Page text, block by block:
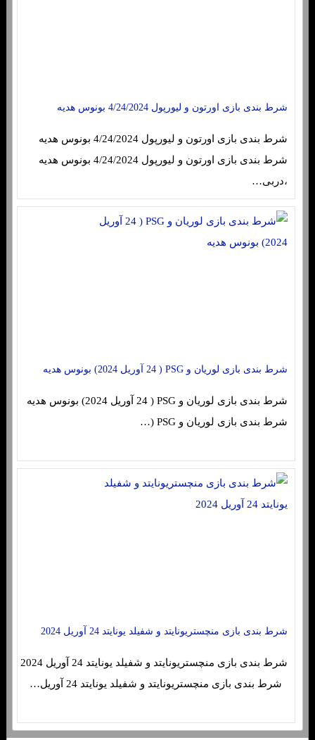
شرط بندی بازی اورتون و لیورپول 4/24/2024 بونوس هدیه
شرط بندی بازی اورتون و لیورپول 4/24/2024 بونوس هدیه
شرط بندی بازی اورتون و لیورپول 4/24/2024 بونوس هدیه
،دربی…
شرط بندی بازی لوریان و PSG ( 24 آوریل 2024) بونوس هدیه
شرط بندی بازی لوریان و PSG ( 24 آوریل 2024) بونوس هدیه
شرط بندی بازی لوریان و PSG (…
شرط بندی بازی منچستریونایتد و شفیلد یونایتد 24 آوریل 2024
شرط بندی بازی منچستریونایتد و شفیلد یونایتد 24 آوریل 2024
شرط بندی بازی منچستریونایتد و شفیلد یونایتد 24 آوریل…